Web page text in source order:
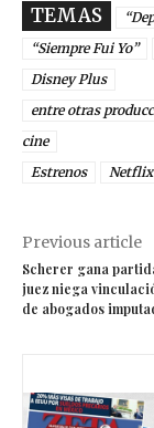
TEMAS
“Siempre Fui Yo”
Disney Plus
entre otras
cine
Estrenos
Netflix
Previous article
Scherer gana
juez niega
de abogados